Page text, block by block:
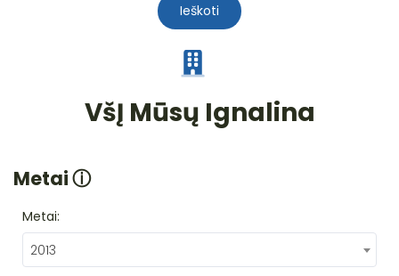
Ieškoti
VšĮ Mūsų Ignalina
Metaiⓘ
Metai:
2013